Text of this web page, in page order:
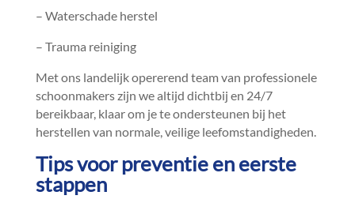
– Waterschade herstel
– Trauma reiniging
Met ons landelijk opererend team van professionele
schoonmakers zijn we altijd dichtbij en 24/7
bereikbaar, klaar om je te ondersteunen bij het
herstellen van normale, veilige leefomstandigheden.​
Tips voor preventie en eerste
stappen